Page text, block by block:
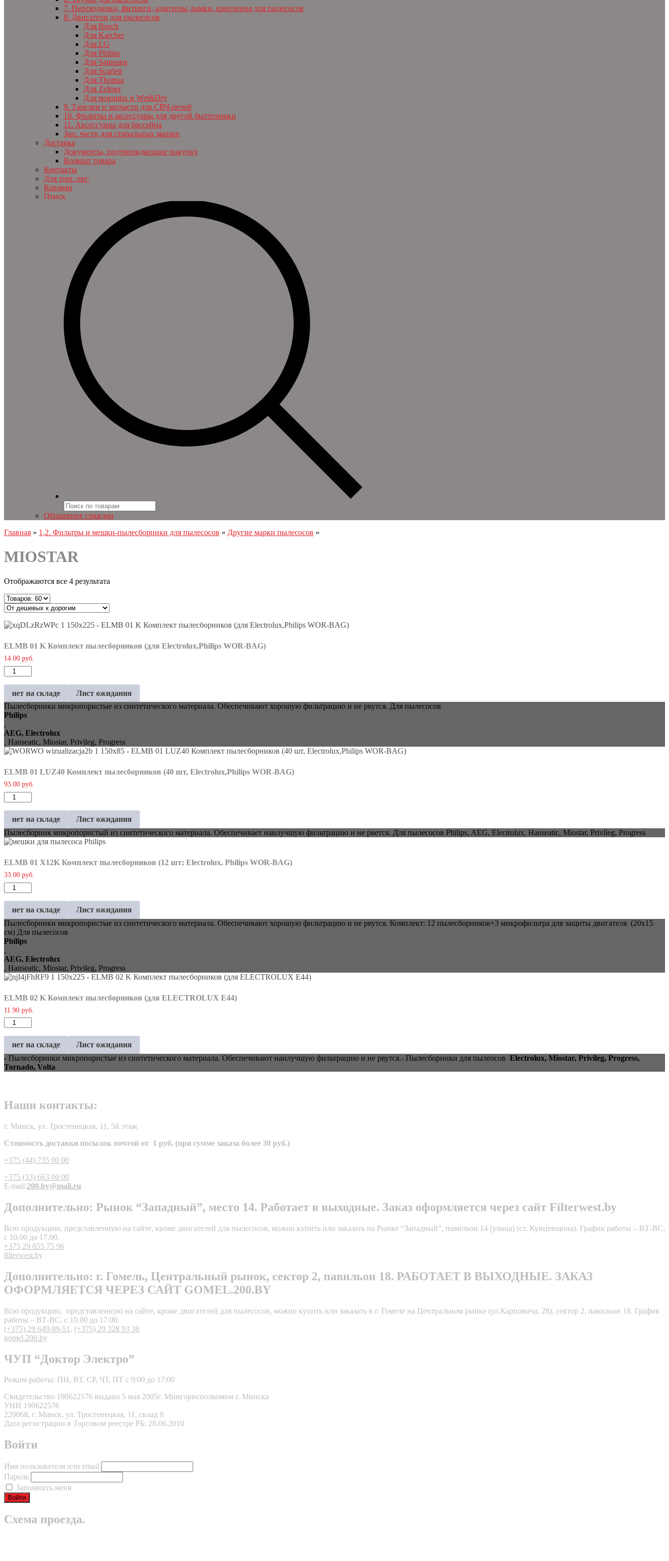
7. Переходники, фитинги, адаптеры, рамки, крепления для пылесосов
8. Двигатели для пылесосов
Для Bosch
Для Karcher
Для LG
Для Philips
Для Samsung
Для Scarlett
Для Thomas
Для Zelmer
Для моющих и Wet&Dry
9. Тарелки и запчасти для СВЧ-печей
10. Фильтры и аксессуары для другой быттехники
11. Аксессуары для бассейна
Зап. части для стиральных машин
Доставка
Документы, подтверждающие покупку
Возврат товара
Контакты
Для торг. орг.
Корзина
Поиск
Products
search
Обращение граждан
Главная » 1,2. Фильтры и мешки-пылесборники для пылесосов » Другие марки пылесосов »
MIOSTAR
Отображаются все 4 результата
ELMB 01 K Комплект пылесборников (для Electrolux,Philips WOR-BAG)
14.00 руб.
Количество
нет на складе
Лист ожидания
Пылесборники микропористые из синтетического материала. Обеспечивают хорошую фильтрацию и не рвутся. Для пылесосов
Philips
,
AEG, Electrolux
, Hanseatic, Miostar, Privileg, Progress
ELMB 01 LUZ40 Комплект пылесборников (40 шт, Electrolux,Philips WOR-BAG)
93.00 руб.
Количество
нет на складе
Лист ожидания
Пылесборник микропористый из синтетического материала. Обеспечивает наилучшую фильтрацию и не рвется. Для пылесосов Philips, AEG, Electrolux, Hanseatic, Miostar, Privileg, Progress
ELMB 01 X12K Комплект пылесборников (12 шт; Electrolux, Philips WOR-BAG)
33.00 руб.
Количество
нет на складе
Лист ожидания
Пылесборники микропористые из синтетического материала. Обеспечивают хорошую фильтрацию и не рвутся. Комплект: 12 пылесборников+3 микрофильтра для защиты двигателя (20x15
см) Для пылесосов
Philips
,
AEG, Electrolux
, Hanseatic, Miostar, Privileg, Progress
ELMB 02 K Комплект пылесборников (для ELECTROLUX E44)
11.90 руб.
Количество
нет на складе
Лист ожидания
- Пылесборники микропористые из синтетического материала. Обеспечивают наилучшую фильтрацию и не рвутся.- Пылесборники для пылеосов Electrolux, Miostar, Privileg, Progress,
Tornado, Volta
Наши контакты:
г. Минск, ул. Тростенецкая, 11, 5й этаж
Стоимость доставки посылок почтой от 1 руб. (при сумме заказа более 30 руб.)
+375 (44) 735 00 00
+375 (33) 663 00 00
E-mail:200.by@mail.ru
Дополнительно: Рынок “Западный”, место 14. Работает в выходные. Заказ оформляется через сайт Filterwest.by
Всю продукцию, представленную на сайте, кроме двигателей для пылесосов, можно купить или заказать на Рынке “Западный”, павильон 14 (улица) (ст. Кунцевщина). График работы – ВТ-ВС,
с 10.00 до 17.00.
+375 29 655 75 96
filterwest.by
Дополнительно: г. Гомель, Центральный рынок, сектор 2, павильон 18. РАБОТАЕТ В ВЫХОДНЫЕ. ЗАКАЗ
ОФОРМЛЯЕТСЯ ЧЕРЕЗ САЙТ GOMEL.200.BY
Всю продукцию, представленную на сайте, кроме двигателей для пылесосов, можно купить или заказать в г. Гомеле на Центральном рынке (ул.Карповича, 28), сектор 2, павильон 18. График
работы – ВТ-ВС, с 10.00 до 17.00.
(+375) 29 649-89-51 , (+375) 29 328 93 38
gomel.200.by
ЧУП “Доктор Электро”
Режим работы: ПН, ВТ, СР, ЧТ, ПТ с 9:00 до 17:00
Свидетельство 190622576 выдано 5 мая 2005г. Мингорисполкомом г. Минска
УНН 190622576
220068, г. Минск, ул. Тростенецкая, 11, склад 8
Дата регистрации в Торговом реестре РБ: 28.06.2010
Войти
Имя пользователя или email
Пароль
Запомнить меня
Схема проезда.